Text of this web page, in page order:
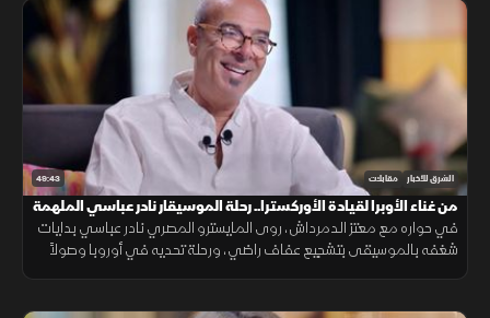
49:43 الشرق للأخبار مقابلات
من غناء الأوبرا لقيادة الأوركسترا.. رحلة الموسيقار نادر عباسي الملهمة
في حواره مع معتز الدمرداش، روى المايسترو المصري نادر عباسي بدايات
شغفه بالموسيقى بتشجيع عفاف راضي، ورحلة تحديه في أوروبا وصولاً